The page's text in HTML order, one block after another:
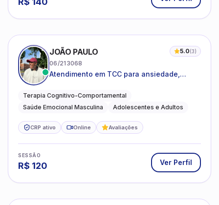
JOÃO PAULO 5.0(3)
06/213068
Atendimento em TCC para ansiedade,
emocional
Terapia Cognitivo-Comportamental
Saúde Emocional Masculina
Adolescentes e Adultos
CRP ativo Online Avaliações
SESSÃO
R$ 120 Ver Perfil